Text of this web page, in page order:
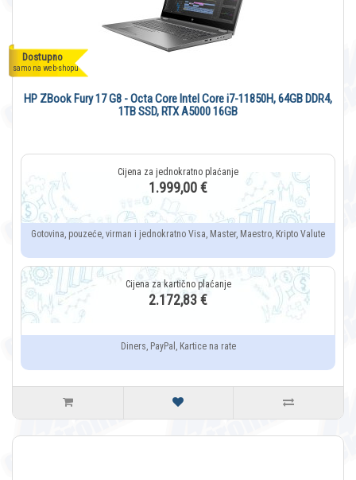
Dostupno
samo na web-shopu
HP ZBook Fury 17 G8 - Octa Core Intel Core i7-11850H, 64GB DDR4,
1TB SSD, RTX A5000 16GB
1.999,00 €
Gotovina, pouzeće, virman i jednokratno Visa, Master, Maestro, Kripto Valute
2.172,83 €
Diners, PayPal, Kartice na rate